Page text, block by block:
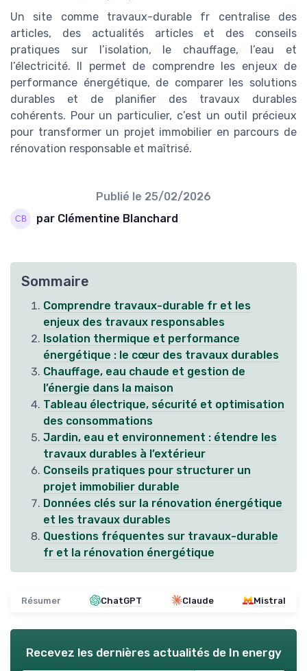
Un site comme travaux-durable fr centralise des
articles, des actualités articles et des conseils
pratiques sur l’isolation, le chauffage, l’eau et
l’électricité. Il permet de comprendre les enjeux de
performance énergétique, de comparer les solutions
durables et de planifier des travaux durables
cohérents. Pour un particulier, c’est un outil précieux
pour transformer un projet immobilier en parcours de
rénovation responsable et maîtrisé.
Publié le 25/02/2026
par Clémentine Blanchard
Sommaire
Comprendre travaux-durable fr et les
enjeux des travaux responsables
Isolation thermique et performance
énergétique : le cœur des travaux durables
Chauffage, eau chaude et gestion de
l’énergie dans la maison
Tableau électrique, sécurité et optimisation
des consommations
Jardin, eau et environnement : étendre les
travaux durables à l’extérieur
Conseils pratiques pour structurer un
projet immobilier durable
Données clés sur la rénovation énergétique
et les travaux durables
Questions fréquentes sur travaux-durable
fr et la rénovation énergétique
Résumer ChatGPT Claude Mistral
Recevez les dernières actualités de In energy